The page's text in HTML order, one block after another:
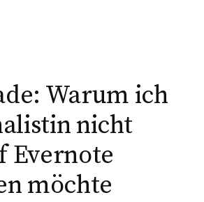
Warum ich
nicht
Evernote
möchte